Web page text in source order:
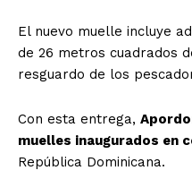
El nuevo muelle incluye
de 26 metros cuadrados
resguardo de los
Con esta entrega,
muelles inaugurados en
República Dominicana.